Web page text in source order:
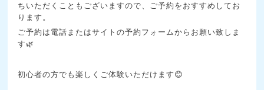
ちいただくこともございますので、ご予約をおすすめしてお
ります。
ご予約は電話またはサイトの予約フォームからお願い致しま
す🌿
初心者の方でも楽しくご体験いただけます😊